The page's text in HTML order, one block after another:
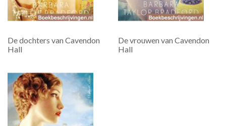
De dochters van Cavendon
Hall
De vrouwen van Cavendon
Hall